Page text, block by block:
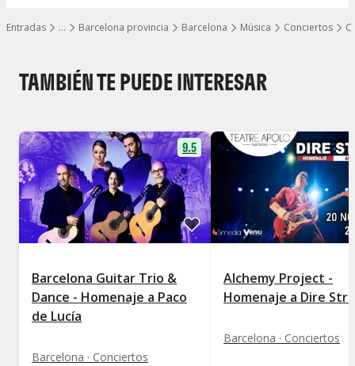
…
Mostrar todos los niveles
Entradas Barcelona provincia Barcelona Música Conciertos
TAMBIÉN TE PUEDE INTERESAR
9.5
Barcelona Guitar Trio &
Dance - Homenaje a Paco
de Lucía
Barcelona · Conciertos
Alchemy Project -
Homenaje a Dire
Barcelona · Conciertos